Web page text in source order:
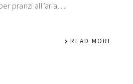
pranzi all’aria…
READ MORE